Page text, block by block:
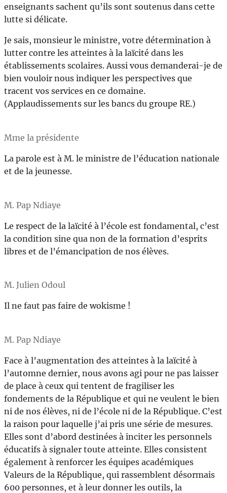
enseignants sachent qu’ils sont soutenus dans cette
lutte si délicate.
Je sais, monsieur le ministre, votre détermination à
lutter contre les atteintes à la laïcité dans les
établissements scolaires. Aussi vous demanderai-je de
bien vouloir nous indiquer les perspectives que
tracent vos services en ce domaine.
(Applaudissements sur les bancs du groupe RE.)
Mme la présidente
La parole est à M. le ministre de l’éducation nationale
et de la jeunesse.
M. Pap Ndiaye
Le respect de la laïcité à l’école est fondamental, c’est
la condition sine qua non de la formation d’esprits
libres et de l’émancipation de nos élèves.
M. Julien Odoul
Il ne faut pas faire de wokisme !
M. Pap Ndiaye
Face à l’augmentation des atteintes à la laïcité à
l’automne dernier, nous avons agi pour ne pas laisser
de place à ceux qui tentent de fragiliser les
fondements de la République et qui ne veulent le bien
ni de nos élèves, ni de l’école ni de la République. C’est
la raison pour laquelle j’ai pris une série de mesures.
Elles sont d’abord destinées à inciter les personnels
éducatifs à signaler toute atteinte. Elles consistent
également à renforcer les équipes académiques
Valeurs de la République, qui rassemblent désormais
600 personnes, et à leur donner les outils, la